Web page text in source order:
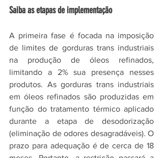
Saiba as etapas de implementação
A primeira fase é focada na imposição
de limites de gorduras trans industriais
na produção de óleos refinados,
limitando a 2% sua presença nesses
produtos. As gorduras trans industriais
em óleos refinados são produzidas em
função do tratamento térmico aplicado
durante a etapa de desodorização
(eliminação de odores desagradáveis). O
prazo para adequação é de cerca de 18